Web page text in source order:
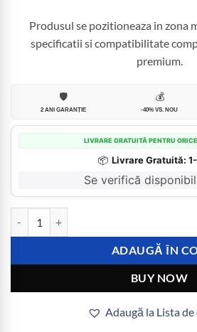
Produsul se pozitioneaza in zona
specificatii si compatibilitate
premium.
🛡️
2 ANI GARANȚIE
💰
-40% VS. NOU
LIVRARE GRATUITĂ PENTRU
📦 Livrare Gratuită:
Se verifică
ADAUGĂ ÎN
BUY NOW
Adaugă la Lista